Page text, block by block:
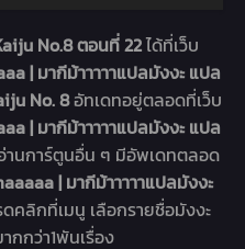
No.8 ตอนที่ 22ได้ที่เว็บ
| มากีม้าาาาาแปลมังงะ แปล
No. 8อัทเดทอยู่ตลอดที่เว็บ
| มากีม้าาาาาแปลมังงะ แปล
านการ์ตูนอื่น ๆ มีอัพเดทตลอด
| มากีม้าาาาาแปลมังงะ
ดคลิกที่เมนู เลือกรายชื่อมังงะ
กกว่า1พันเรื่อง